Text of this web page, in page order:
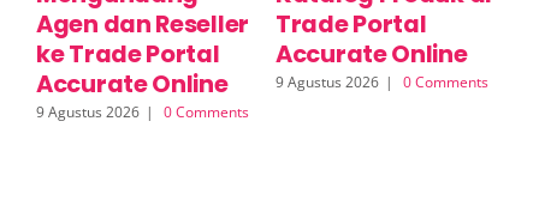
Agen dan Reseller
ke Trade Portal
Accurate Online
9 Agustus 2026 | 0 Comments
Trade Portal
Accurate Online
9 Agustus 2026 | 0 Comments